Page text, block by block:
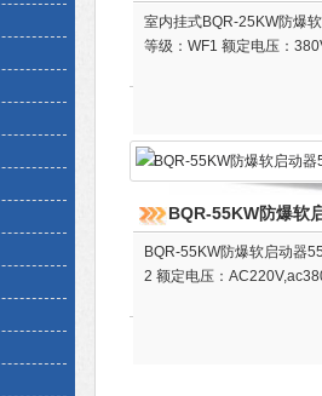
室内挂式BQR-25KW防爆
等级：WF1 额定电压：
BQR-55KW防爆软
BQR-55KW防爆软启动器
2 额定电压：